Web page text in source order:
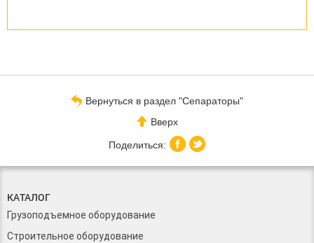
Вернуться в раздел "Сепараторы"
Вверх
КАТАЛОГ
Грузоподъемное оборудование
Строительное оборудование